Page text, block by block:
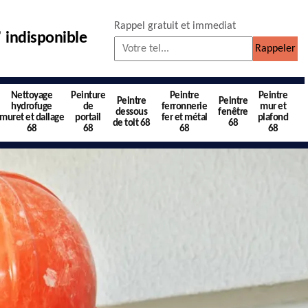
indisponible
Rappel gratuit et immediat
Nettoyage
hydrofuge
muret et dallage
68
Peinture
de
portail
68
Peintre
dessous
de toit 68
Peintre
ferronnerie
fer et métal
68
Peintre
fenêtre
68
Peintre
mur et
plafond
68